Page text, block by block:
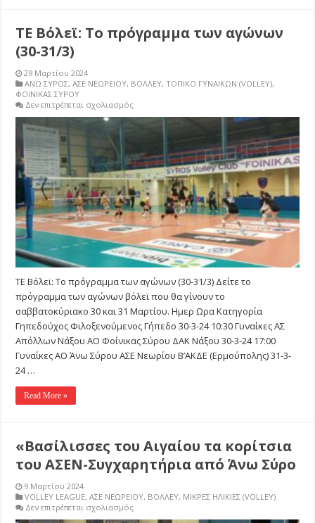
ΤΕ Βόλεϊ: Το πρόγραμμα των αγώνων
(30-31/3)
29 Μαρτίου 2024
ΑΝΩ ΣΥΡΟΣ,ΑΣΕ ΝΕΩΡΕΙΟΥ, ΒΟΛΛΕΥ,ΤΟΠΙΚΟ ΓΥΝΑΙΚΩΝ (VOLLEY),
ΦΟΙΝΙΚΑΣ ΣΥΡΟΥ
Δεν επιτρέπεται σχολιασμόςστο
Βόλεϊ:
των
αγώνων
(30-
31/3)
ΤΕ Βόλεϊ: Το πρόγραμμα των αγώνων (30-31/3) Δείτε το
πρόγραμμα των αγώνων βόλεϊ που θα γίνουν το
σαββατοκύριακο 30 και 31 Μαρτίου. Ημερ Ωρα Κατηγορία
Γηπεδούχος Φιλοξενούμενος Γήπεδο 30-3-24 10:30 Γυναίκες ΑΣ
Απόλλων Νάξου ΑΟ Φοίνικας Σύρου ΔΑΚ Νάξου 30-3-24 17:00
Γυναίκες ΑΟ Άνω Σύρου ΑΣΕ Νεωρίου Β’ΑΚΔΕ (Ερμούπολης) 31-3-
24 …
Read More »
«Βασίλισσες του Αιγαίου τα κορίτσια
του ΑΣΕΝ-Συγχαρητήρια από Άνω Σύρο
9 Μαρτίου 2024
VOLLEY LEAGUE,ΑΣΕ ΝΕΩΡΕΙΟΥ, ΒΟΛΛΕΥ, ΜΙΚΡΕΣ ΗΛΙΚΙΕΣ (VOLLEY)
Δεν επιτρέπεται σχολιασμόςστο
«Βασίλισσες